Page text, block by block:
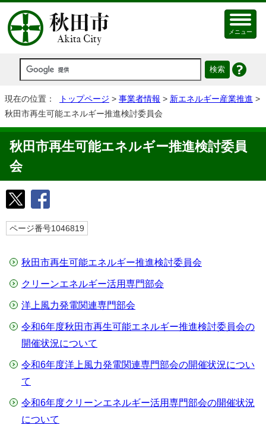
メニュー
現在の位置： トップページ > 事業者情報 > 新エネルギー産業推進 >
秋田市再生可能エネルギー推進検討委員会
秋田市再生可能エネルギー推進検討委員
会
ページ番号1046819
秋田市再生可能エネルギー推進検討委員会
クリーンエネルギー活用専門部会
洋上風力発電関連専門部会
令和6年度秋田市再生可能エネルギー推進検討委員会の
開催状況について
令和6年度洋上風力発電関連専門部会の開催状況につい
て
令和6年度クリーンエネルギー活用専門部会の開催状況
について